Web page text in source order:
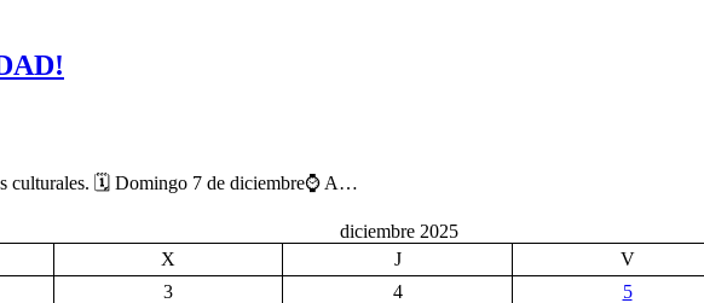
culturales. 🗓️ Domingo 7 de diciembre⌚ A…
diciembre 2025
X J V
3 4 5